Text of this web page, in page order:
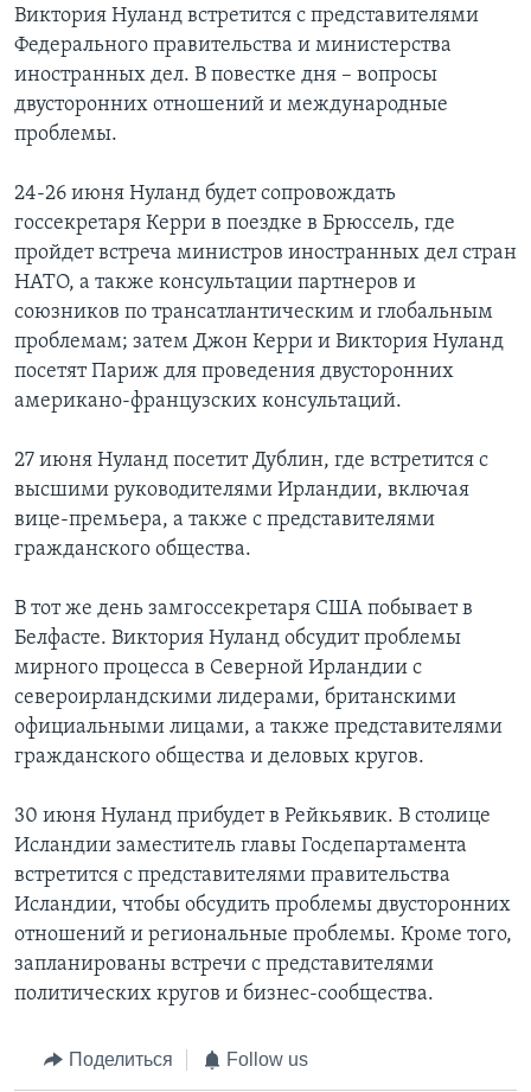
Виктория Нуланд встретится с представителями
Федерального правительства и министерства
иностранных дел. В повестке дня – вопросы
двусторонних отношений и международные
проблемы.
24-26 июня Нуланд будет сопровождать
госсекретаря Керри в поездке в Брюссель, где
пройдет встреча министров иностранных дел стран
НАТО, а также консультации партнеров и
союзников по трансатлантическим и глобальным
проблемам; затем Джон Керри и Виктория Нуланд
посетят Париж для проведения двусторонних
американо-французских консультаций.
27 июня Нуланд посетит Дублин, где встретится с
высшими руководителями Ирландии, включая
вице-премьера, а также с представителями
гражданского общества.
В тот же день замгоссекретаря США побывает в
Белфасте. Виктория Нуланд обсудит проблемы
мирного процесса в Северной Ирландии с
североирландскими лидерами, британскими
официальными лицами, а также представителями
гражданского общества и деловых кругов.
30 июня Нуланд прибудет в Рейкьявик. В столице
Исландии заместитель главы Госдепартамента
встретится с представителями правительства
Исландии, чтобы обсудить проблемы двусторонних
отношений и региональные проблемы. Кроме того,
запланированы встречи с представителями
политических кругов и бизнес-сообщества.
Поделиться Follow us